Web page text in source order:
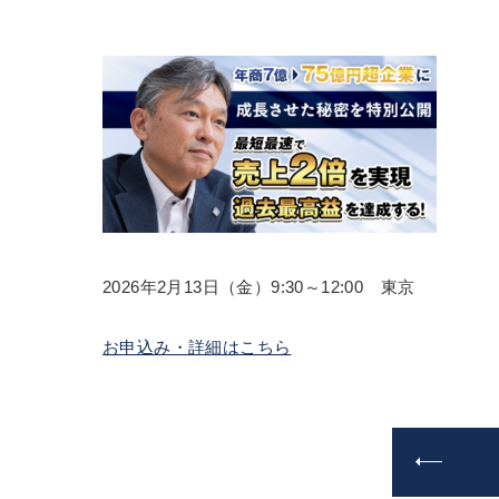
2026年2月13日（金）9:30～12:00 東京
お申込み・詳細はこちら